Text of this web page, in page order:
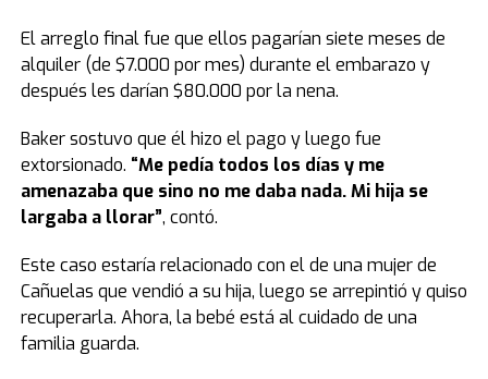
El arreglo final fue que ellos pagarían siete meses de
alquiler (de $7.000 por mes) durante el embarazo y
después les darían $80.000 por la nena.
Baker sostuvo que él hizo el pago y luego fue
extorsionado. “Me pedía todos los días y me
amenazaba que sino no me daba nada. Mi hija se
largaba a llorar”, contó.
Este caso estaría relacionado con el de una mujer de
Cañuelas que vendió a su hija, luego se arrepintió y quiso
recuperarla. Ahora, la bebé está al cuidado de una
familia guarda.